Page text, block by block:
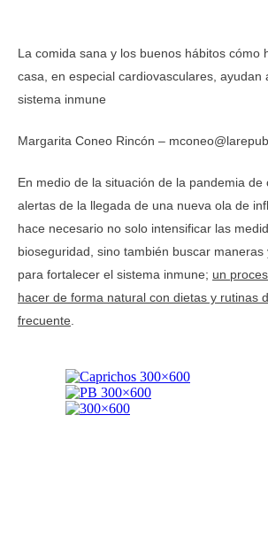
La comida sana y los buenos hábitos cómo
casa, en especial cardiovasculares, ayudan
sistema inmune
Margarita Coneo Rincón –
En medio de la situación de la pandemia de
alertas de la llegada de una nueva ola de
hace necesario no solo intensificar las
bioseguridad, sino también buscar
para fortalecer el sistema inmune; un
hacer de forma natural con dietas y rutinas
frecuente